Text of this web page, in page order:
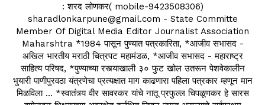
: शरद लोणकर( mobile-9423508306)
sharadlonkarpune@gmail.com - State Committe
Member Of Digital Media Editor Journalist Association
Maharshtra *1984 पासून पुण्यात पत्रकारिता, *आजीव सभासद -
अखिल भारतीय मराठी चित्रपट महामंडळ, *आजीव सभासद - महाराष्ट्र
साहित्य परिषद, *पुण्याच्या रस्त्याखाली ३० फुट खोल उतरून पेशवेकालीन
भुयारी पाणीपुरवठा यंत्रणेचा प्रत्यक्षात माग काढणारा पहिला पत्रकार म्हणून मान
मिळविला ... *स्वातंत्र्य वीर सावरकर यांचे नातू प्रफुल्ल चिपळूणकर हे सारस